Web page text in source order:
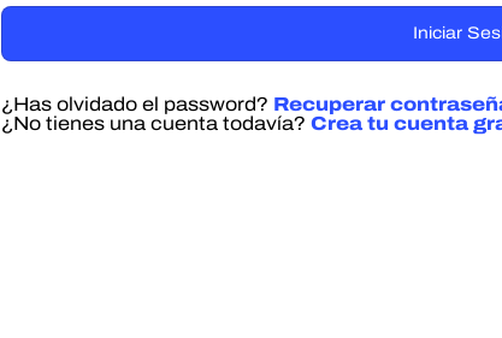
¿Has olvidado el password? Recuperar
¿No tienes una cuenta todavía? Crea tu cuenta